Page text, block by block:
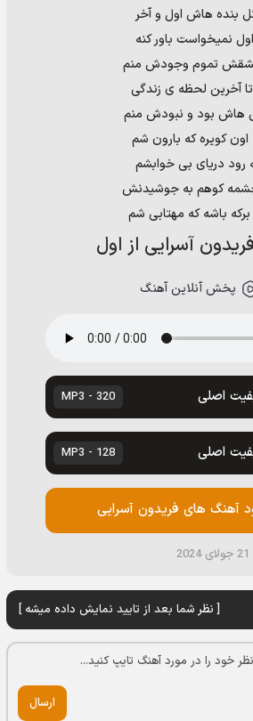
بنده هاش اول و آخر
اول نمیخواست باور کنه
تموم وجودش منم
آخرین لحظه ی زندگی
هاش بود و نبودش منم
اون کویره که بارون شم
رود دریای بی خوابشم
کوهم به جوشیدنش
برکه باشه که مهتابی شم
آسرایی از اول
پخش آنلاین آهنگ
اصلی 320 - MP3
اصلی 128 - MP3
آهنگ های فریدون آسرایی
[ نظر شما بعد از تایید نمایش داده میشه ]
ارسال